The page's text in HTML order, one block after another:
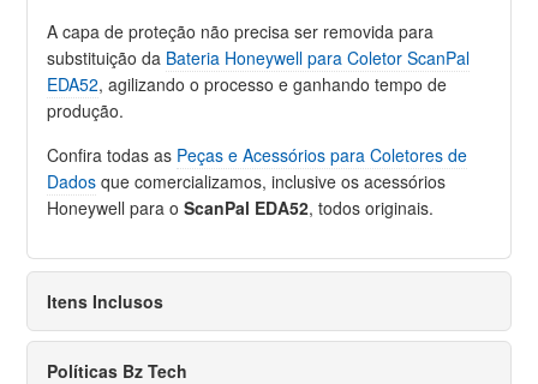
A capa de proteção não precisa ser removida para
substituição da Bateria Honeywell para Coletor ScanPal
EDA52, agilizando o processo e ganhando tempo de
produção.
Confira todas as Peças e Acessórios para Coletores de
Dados que comercializamos, inclusive os acessórios
Honeywell para o ScanPal EDA52, todos originais.
Itens Inclusos
Políticas Bz Tech